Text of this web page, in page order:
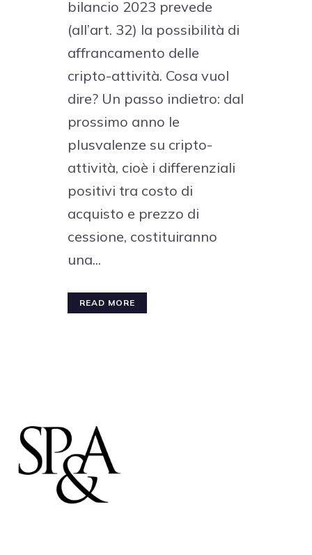
bilancio 2023 prevede
(all’art. 32) la possibilità di
affrancamento delle
cripto-attività. Cosa vuol
dire? Un passo indietro: dal
prossimo anno le
plusvalenze su cripto-
attività, cioè i differenziali
positivi tra costo di
acquisto e prezzo di
cessione, costituiranno
una...
READ MORE